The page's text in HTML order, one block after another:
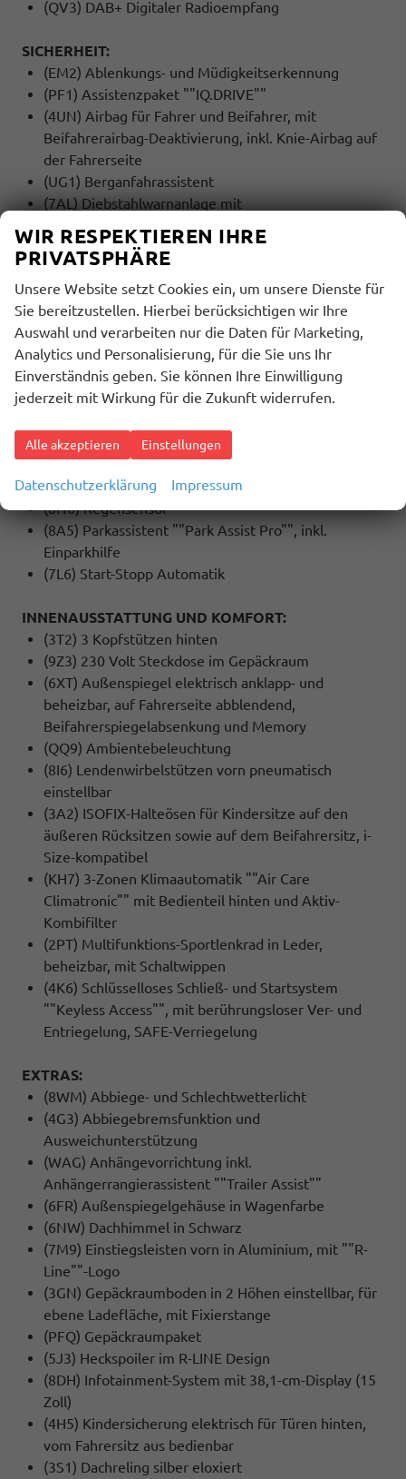
(QV3) DAB+ Digitaler Radioempfang
SICHERHEIT:
(EM2) Ablenkungs- und Müdigkeitserkennung
(PF1) Assistenzpaket ""IQ.DRIVE""
(4UN) Airbag für Fahrer und Beifahrer, mit
Beifahrerairbag-Deaktivierung, inkl. Knie-Airbag auf
der Fahrerseite
(UG1) Berganfahrassistent
(7AL) Diebstahlwarnanlage mit
Abschleppschutz
(2H5) Fahrprofilauswahl
(UH2) Elektronische Parkbremse inkl. Auto-Hold-
Funktion
(LT2) Geschwindigkeitsbegrenzer mit
vorausschauender Regelung
(4L6) Innenspiegel automatisch abblendend
(6C2) Seitenairbag vorn, mit Kopfairbag und
(8J5) Notbremsassistent ""Front Assist"" mit
Fußgänger- und Radfahrererkennung
(NZ4) Notruf Service
(8N6) Regensensor
(8A5) Parkassistent ""Park Assist Pro"", inkl.
Einparkhilfe
(7L6) Start-Stopp Automatik
INNENAUSSTATTUNG UND KOMFORT:
(3T2) 3 Kopfstützen hinten
(9Z3) 230 Volt Steckdose im Gepäckraum
(6XT) Außenspiegel elektrisch anklapp- und
beheizbar, auf Fahrerseite abblendend,
Beifahrerspiegelabsenkung und Memory
(QQ9) Ambientebeleuchtung
(8I6) Lendenwirbelstützen vorn pneumatisch
einstellbar
(3A2) ISOFIX-Halteösen für Kindersitze auf den
äußeren Rücksitzen sowie auf dem Beifahrersitz, i-
Size-kompatibel
(KH7) 3-Zonen Klimaautomatik ""Air Care
Climatronic"" mit Bedienteil hinten und Aktiv-
Kombifilter
(2PT) Multifunktions-Sportlenkrad in Leder,
beheizbar, mit Schaltwippen
(4K6) Schlüsselloses Schließ- und Startsystem
""Keyless Access"", mit berührungsloser Ver- und
Entriegelung, SAFE-Verriegelung
EXTRAS:
(8WM) Abbiege- und Schlechtwetterlicht
(4G3) Abbiegebremsfunktion und
Ausweichunterstützung
(WAG) Anhängevorrichtung inkl.
Anhängerrangierassistent ""Trailer Assist""
(6FR) Außenspiegelgehäuse in Wagenfarbe
(6NW) Dachhimmel in Schwarz
(7M9) Einstiegsleisten vorn in Aluminium, mit ""R-
Line""-Logo
(3GN) Gepäckraumboden in 2 Höhen einstellbar, für
ebene Ladefläche, mit Fixierstange
(PFQ) Gepäckraumpaket
(5J3) Heckspoiler im R-LINE Design
(8DH) Infotainment-System mit 38,1-cm-Display (15
Zoll)
(4H5) Kindersicherung elektrisch für Türen hinten,
vom Fahrersitz aus bedienbar
(3S1) Dachreling silber eloxiert
WIR RESPEKTIEREN IHRE
PRIVATSPHÄRE
Unsere Website setzt Cookies ein, um unsere Dienste für
Sie bereitzustellen. Hierbei berücksichtigen wir Ihre
Auswahl und verarbeiten nur die Daten für Marketing,
Analytics und Personalisierung, für die Sie uns Ihr
Einverständnis geben. Sie können Ihre Einwilligung
jederzeit mit Wirkung für die Zukunft widerrufen.
Alle akzeptieren Einstellungen
Datenschutzerklärung Impressum